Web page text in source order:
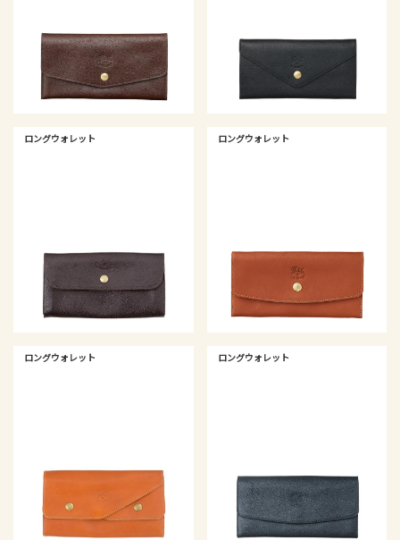
ロングウォレット ロングウォレット
ロングウォレット ロングウォレット